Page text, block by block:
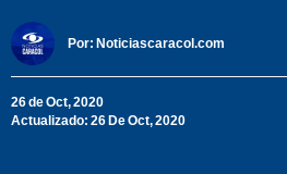
Por: Noticiascaracol.com
26 de Oct, 2020
Actualizado: 26 De Oct, 2020